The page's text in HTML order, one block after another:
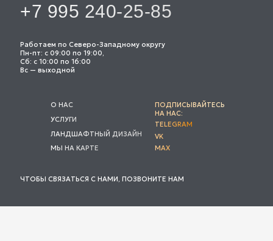
ПОДПИСЫВАЙТЕСЬ
НА НАС:
VK
MAX
TELEGRAM
МЫ НА КАРТЕ
ЛАНДШАФТНЫЙ ДИЗАЙН
УСЛУГИ
О НАС
Работаем по Северо-Западному округу
Пн-пт: с 09:00 по 19:00,
Сб: с 10:00 по 16:00
Вс — выходной
ЧТОБЫ СВЯЗАТЬСЯ С НАМИ, ПОЗВОНИТЕ НАМ
+7 995 240-25-85